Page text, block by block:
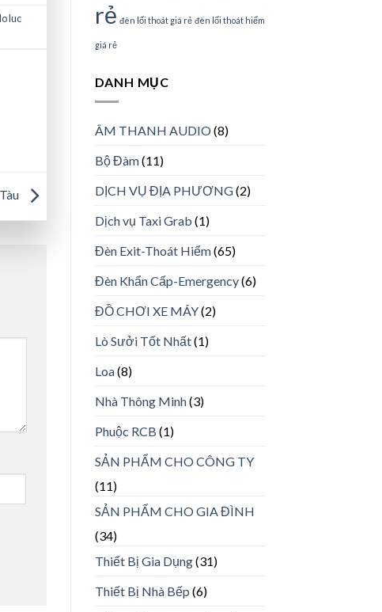
luc
rẻ đèn lối thoát giá rẻ đèn lối thoát hiểm
giá rẻ
DANH MỤC
ÂM THANH AUDIO(8)
Bộ Đàm(11)
DỊCH VỤ ĐỊA PHƯƠNG(2)
Dịch vụ Taxi Grab (1)
Đèn Exit-Thoát Hiểm(65)
Đèn Khẩn Cấp-Emergency(6)
ĐỒ CHƠI XE MÁY(2)
Lò Sưởi Tốt Nhất(1)
Loa(8)
Nhà Thông Minh(3)
Phuộc RCB (1)
SẢN PHẨM CHO CÔNG TY
(11)
SẢN PHẨM CHO GIA ĐÌNH
(34)
Thiết Bị Gia Dụng(31)
Thiết Bị Nhà Bếp (6)